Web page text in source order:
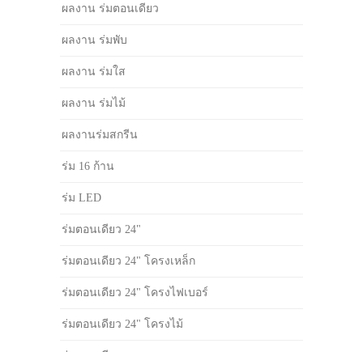
ผลงาน ร่มตอนเดียว
ผลงาน ร่มพับ
ผลงาน ร่มใส
ผลงาน ร่มไม้
ผลงานร่มสกรีน
ร่ม 16 ก้าน
ร่ม LED
ร่มตอนเดียว 24"
ร่มตอนเดียว 24" โครงเหล็ก
ร่มตอนเดียว 24" โครงไฟเบอร์
ร่มตอนเดียว 24" โครงไม้